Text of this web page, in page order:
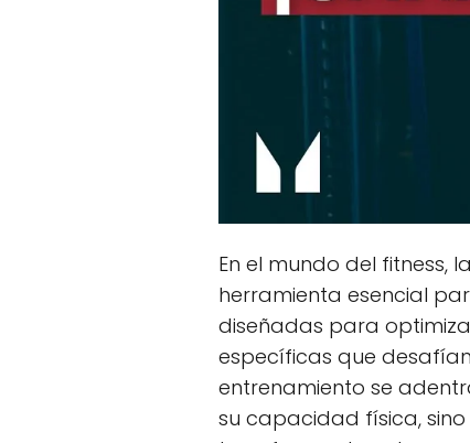
En el mundo del fitness,
herramienta esencial
diseñadas para
específicas que
entrenamiento se
su capacidad física,